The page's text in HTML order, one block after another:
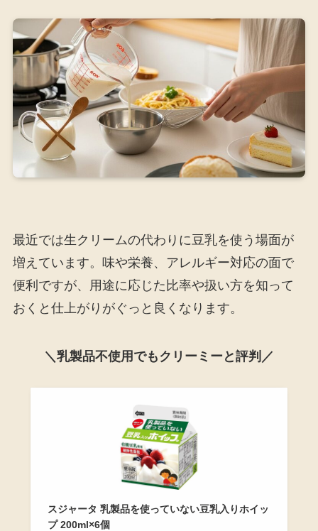
最近では生クリームの代わりに豆乳を使う場面が
増えています。味や栄養、アレルギー対応の面で
便利ですが、用途に応じた比率や扱い方を知って
おくと仕上がりがぐっと良くなります。
＼乳製品不使用でもクリーミーと評判／
スジャータ 乳製品を使っていない豆乳入りホイッ
プ 200ml×6個